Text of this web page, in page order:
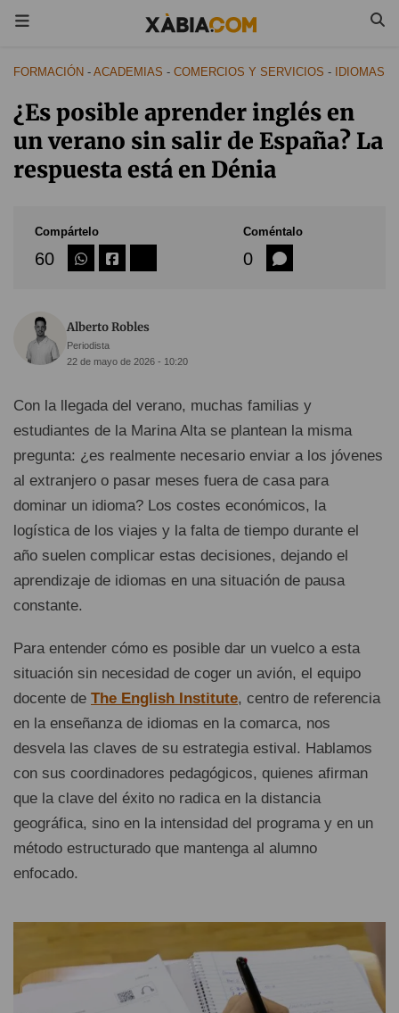
FORMACIÓN - ACADEMIAS - COMERCIOS Y SERVICIOS - IDIOMAS
¿Es posible aprender inglés en
un verano sin salir de España? La
respuesta está en Dénia
Compártelo
60
Coméntalo
0
Alberto Robles
Periodista
22 de mayo de 2026 - 10:20
Con la llegada del verano, muchas familias y
estudiantes de la Marina Alta se plantean la misma
pregunta: ¿es realmente necesario enviar a los jóvenes
al extranjero o pasar meses fuera de casa para
dominar un idioma? Los costes económicos, la
logística de los viajes y la falta de tiempo durante el
año suelen complicar estas decisiones, dejando el
aprendizaje de idiomas en una situación de pausa
constante.
Para entender cómo es posible dar un vuelco a esta
situación sin necesidad de coger un avión, el equipo
docente de The English Institute, centro de referencia
en la enseñanza de idiomas en la comarca, nos
desvela las claves de su estrategia estival. Hablamos
con sus coordinadores pedagógicos, quienes afirman
que la clave del éxito no radica en la distancia
geográfica, sino en la intensidad del programa y en un
método estructurado que mantenga al alumno
enfocado.